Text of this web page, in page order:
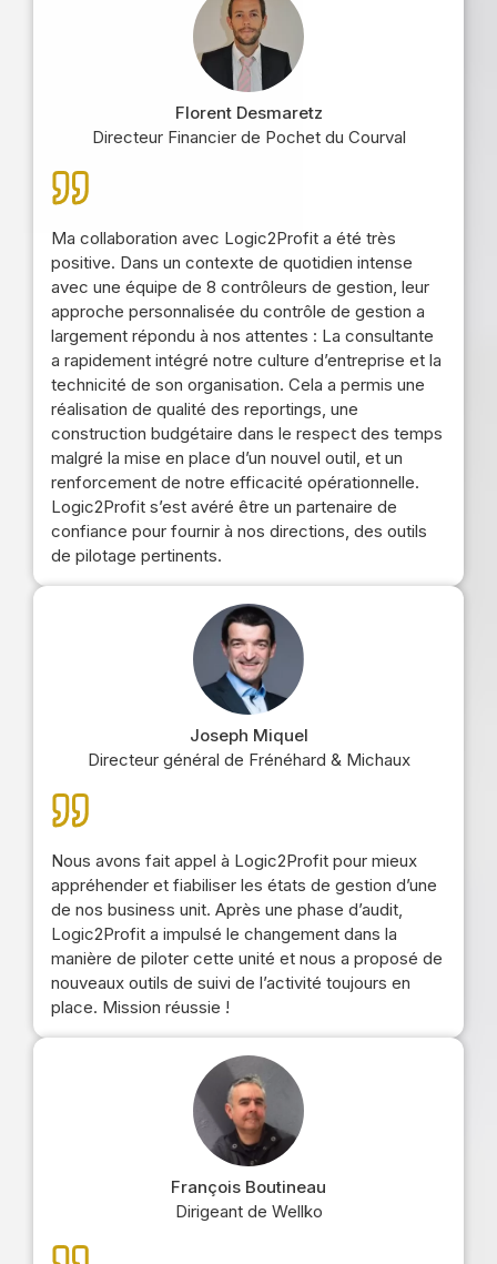
Florent Desmaretz
Directeur Financier de Pochet du Courval
Ma collaboration avec Logic2Profit a été très
positive. Dans un contexte de quotidien intense
avec une équipe de 8 contrôleurs de gestion, leur
approche personnalisée du contrôle de gestion a
largement répondu à nos attentes : La consultante
a rapidement intégré notre culture d’entreprise et la
technicité de son organisation. Cela a permis une
réalisation de qualité des reportings, une
construction budgétaire dans le respect des temps
malgré la mise en place d’un nouvel outil, et un
renforcement de notre efficacité opérationnelle.
Logic2Profit s’est avéré être un partenaire de
confiance pour fournir à nos directions, des outils
de pilotage pertinents.
Joseph Miquel
Directeur général de Frénéhard & Michaux
Nous avons fait appel à Logic2Profit pour mieux
appréhender et fiabiliser les états de gestion d’une
de nos business unit. Après une phase d’audit,
Logic2Profit a impulsé le changement dans la
manière de piloter cette unité et nous a proposé de
nouveaux outils de suivi de l’activité toujours en
place. Mission réussie !
François Boutineau
Dirigeant de Wellko